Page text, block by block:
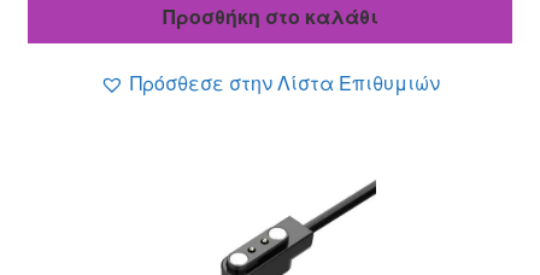
7.20 €. είναι:
Προσθήκη στο καλάθι
Πρόσθεσε στην Λίστα Επιθυμιών